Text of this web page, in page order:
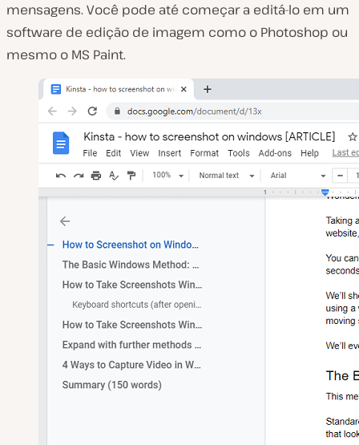
mensagens. Você pode até começar a editá-lo em um
software de edição de imagem como o Photoshop ou
mesmo o MS Paint.